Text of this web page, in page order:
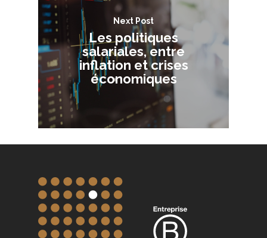
Next Post
Les politiques
salariales, entre
inflation et crises
économiques